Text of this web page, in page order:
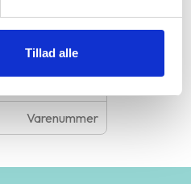
Tillad alle
Skærmstørrelse
GPU processoren
Varenummer